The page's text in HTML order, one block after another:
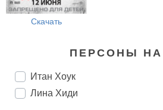
Скачать
ПЕРСОНЫ
Итан Хоук
Лина Хиди